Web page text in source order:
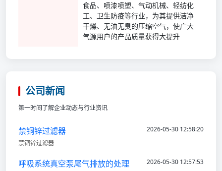
食品、喷漆喷塑、气动机械、轻纺化
工、卫生防疫等行业，为其提供洁净
干燥、无油无臭的压缩空气，使广大
气源用户的产品质量获得大提升
公司新闻
第一时间了解企业动态与行业资讯
禁铜锌过滤器
禁铜锌过滤器
2026-05-30 12:58:20
呼吸系统真空泵尾气排放的处理 2026-05-30 12:57:53